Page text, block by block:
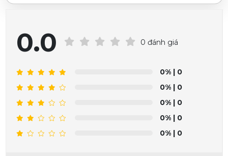
0.0 0 đánh giá
0% | 0
0% | 0
0% | 0
0% | 0
0% | 0